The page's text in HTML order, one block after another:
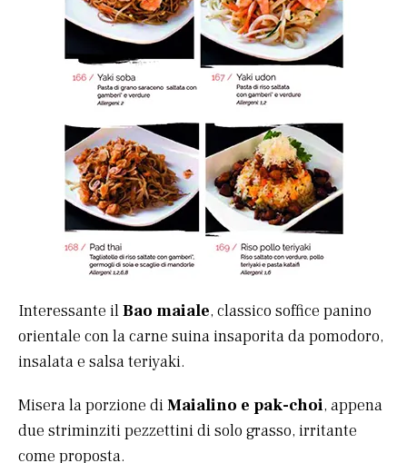
Interessante ilBao maiale, classico soffice panino
orientale con la carne suina insaporita da pomodoro,
insalata e salsa teriyaki.
Misera la porzione diMaialino e pak-choi, appena
due striminziti pezzettini di solo grasso, irritante
come proposta.